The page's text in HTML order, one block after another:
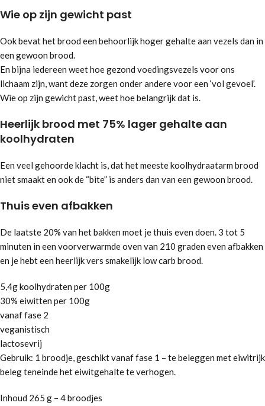
Wie op zijn gewicht past
Ook bevat het brood een behoorlijk hoger gehalte aan vezels dan in
een gewoon brood.
En bijna iedereen weet hoe gezond voedingsvezels voor ons
lichaam zijn, want deze zorgen onder andere voor een ‘vol gevoel’.
Wie op zijn gewicht past, weet hoe belangrijk dat is.
Heerlijk brood met 75% lager gehalte aan
koolhydraten
Een veel gehoorde klacht is, dat het meeste koolhydraatarm brood
niet smaakt en ook de “bite” is anders dan van een gewoon brood.
Thuis even afbakken
De laatste 20% van het bakken moet je thuis even doen. 3 tot 5
minuten in een voorverwarmde oven van 210 graden even afbakken
en je hebt een heerlijk vers smakelijk low carb brood.
5,4g koolhydraten per 100g
30% eiwitten per 100g
vanaf fase 2
veganistisch
lactosevrij
Gebruik: 1 broodje, geschikt vanaf fase 1 – te beleggen met eiwitrijk
beleg teneinde het eiwitgehalte te verhogen.
Inhoud 265 g – 4 broodjes